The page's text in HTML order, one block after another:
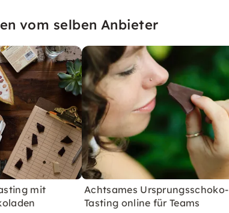
vom selben Anbieter
mit
Achtsames Ursprungsschoko-
Tasting online für Teams